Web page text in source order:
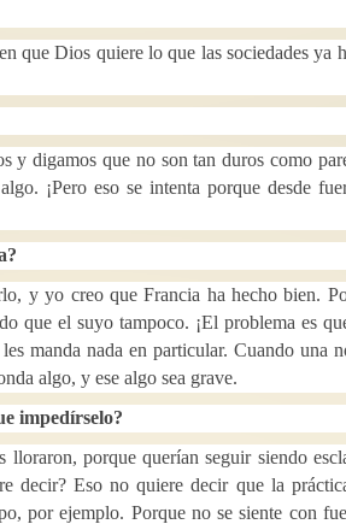
que Dios quiere lo que las sociedades ya
y digamos que no son tan duros como
¡Pero eso se intenta porque desde
y yo creo que Francia ha hecho bien.
que el suyo tampoco. ¡El problema es
manda nada en particular. Cuando una
algo, y ese algo sea grave.
impedírselo?
porque querían seguir siendo
decir? Eso no quiere decir que la
por ejemplo. Porque no se siente con